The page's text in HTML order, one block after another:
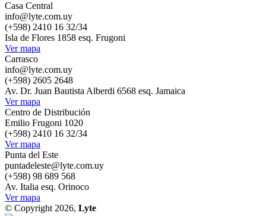
Casa Central
info@lyte.com.uy
(+598) 2410 16 32/34
Isla de Flores 1858 esq. Frugoni
Ver mapa
Carrasco
info@lyte.com.uy
(+598) 2605 2648
Av. Dr. Juan Bautista Alberdi 6568 esq. Jamaica
Ver mapa
Centro de Distribución
Emilio Frugoni 1020
(+598) 2410 16 32/34
Ver mapa
Punta del Este
puntadeleste@lyte.com.uy
(+598) 98 689 568
Av. Italia esq. Orinoco
Ver mapa
© Copyright 2026, Lyte